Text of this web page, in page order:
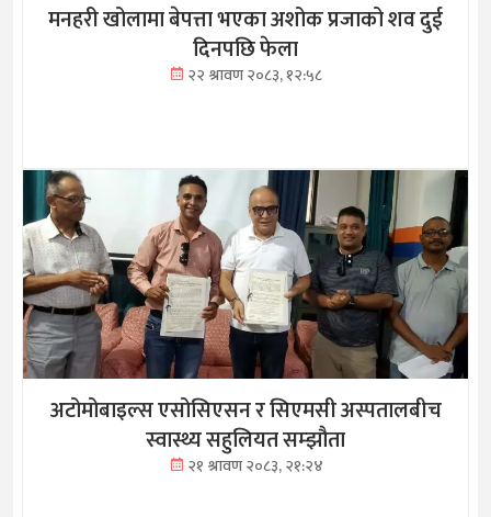
मनहरी खोलामा बेपत्ता भएका अशोक प्रजाको शव दुई
दिनपछि फेला
२२ श्रावण २०८३, १२:५८
अटोमोबाइल्स एसोसिएसन र सिएमसी अस्पतालबीच
स्वास्थ्य सहुलियत सम्झौता
२१ श्रावण २०८३, २१:२४